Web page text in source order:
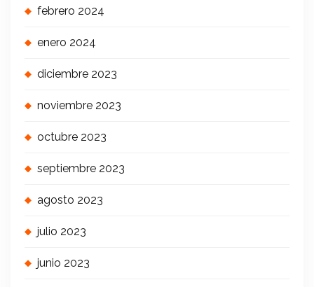
febrero 2024
enero 2024
diciembre 2023
noviembre 2023
octubre 2023
septiembre 2023
agosto 2023
julio 2023
junio 2023